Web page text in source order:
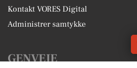
Kontakt VORES Digital
Administrer samtykke
GENVEJE